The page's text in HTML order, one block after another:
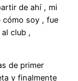
de ahí , mi
cómo soy , fue
club ,
de primer
y finalmente